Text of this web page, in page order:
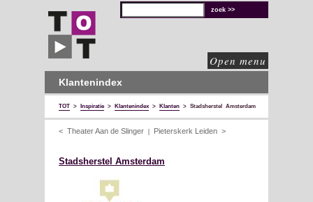
voor
culturele
sector
Open menu
Klantenindex
TOT > Inspiratie> Klantenindex> Klanten > Stadsherstel Amsterdam
< Theater Aan de Slinger | Pieterskerk Leiden >
Stadsherstel Amsterdam